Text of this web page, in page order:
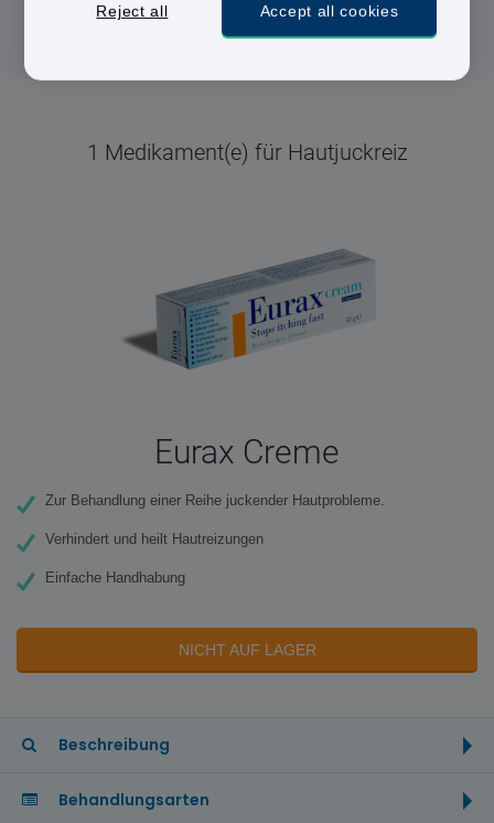
1 Medikament(e) für Hautjuckreiz
Eurax Creme
Zur Behandlung einer Reihe juckender Hautprobleme.
Verhindert und heilt Hautreizungen
Einfache Handhabung
NICHT AUF LAGER
Beschreibung
Behandlungsarten
Reject all Accept all cookies